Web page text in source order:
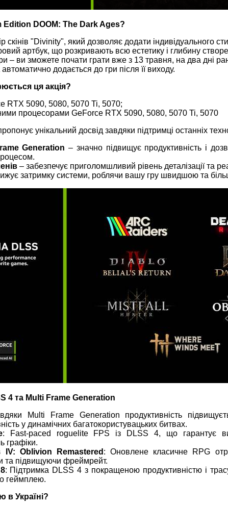
DOOM: The Dark Ages?
скінів "Divinity", який дозволяє додати індивідуального
артбук, що розкривають всю естетику і глибину
– ви зможете почати грати вже з 13 травня, на два дні
додається до гри після її виходу.
ця акція?
RTX 5090, 5080, 5070 Ti, 5070;
процесорами GeForce RTX 5090, 5080, 5070 Ti, 5070
унікальний досвід завдяки підтримці останніх
Generation – значно підвищує продуктивність і
– забезпечує приголомшливий рівень деталізації та
затримку системи, роблячи вашу гру швидшою та
4 та Multi Frame Generation
Multi Frame Generation продуктивність
у динамічних багатокористувацьких битвах.
: Fast-paced roguelite FPS із DLSS 4, що гарантує
графіки.
Oblivion Remastered : Оновлене класичне RPG
та підвищуючи фреймрейт.
: Підтримка DLSS 4 з покращеною продуктивністю і
геймплею.
в Україні?